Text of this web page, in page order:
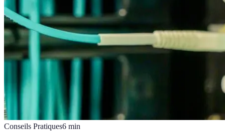
Conseils Pratiques6 min